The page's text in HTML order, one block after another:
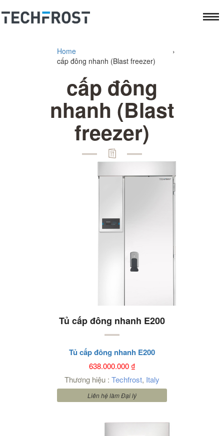
Home ›
cấp đông nhanh (Blast freezer)
cấp đông
nhanh (Blast
freezer)
Tủ cấp đông nhanh E200
Tủ cấp đông nhanh E200
638.000.000₫
Thương hiệu : Techfrost, Italy
Liên hệ làm Đại lý